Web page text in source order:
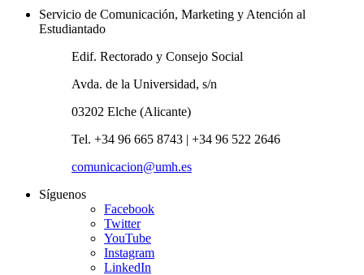
Servicio de Comunicación, Marketing y Atención al
Estudiantado
Edif. Rectorado y Consejo Social
Avda. de la Universidad, s/n
03202 Elche (Alicante)
Tel. +34 96 665 8743 | +34 96 522 2646
comunicacion@umh.es
Síguenos
Facebook
Twitter
YouTube
Instagram
LinkedIn